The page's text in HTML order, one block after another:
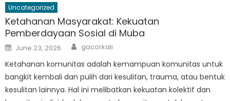
Uncategorized
Ketahanan Masyarakat: Kekuatan
Pemberdayaan Sosial di Muba
Posted
on
June 23, 2026 Author
gacorkali
Ketahanan komunitas adalah kemampuan komunitas untuk
bangkit kembali dan pulih dari kesulitan, trauma, atau bentuk
kesulitan lainnya. Hal ini melibatkan kekuatan kolektif dan